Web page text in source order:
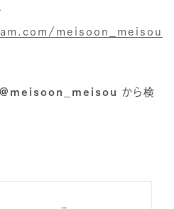
meisoon_meisou
@meisoon_meisou から検